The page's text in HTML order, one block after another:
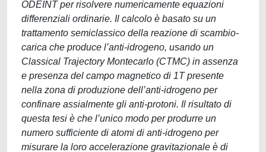
ODEINT per risolvere numericamente equazioni
differenziali ordinarie. Il calcolo è basato su un
trattamento semiclassico della reazione di scambio-
carica che produce l’anti-idrogeno, usando un
Classical Trajectory Montecarlo (CTMC) in assenza
e presenza del campo magnetico di 1T presente
nella zona di produzione dell’anti-idrogeno per
confinare assialmente gli anti-protoni. Il risultato di
questa tesi è che l’unico modo per produrre un
numero sufficiente di atomi di anti-idrogeno per
misurare la loro accelerazione gravitazionale è di